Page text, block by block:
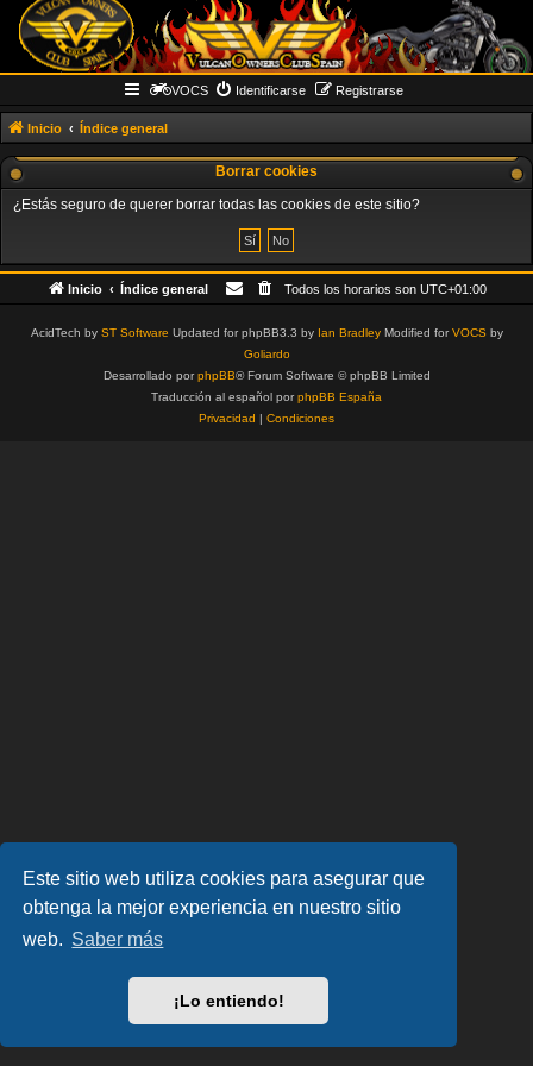
Este sitio web utiliza cookies para asegurar que
obtenga la mejor experiencia en nuestro sitio
web. Saber más
¡Lo entiendo!
VOCS Identificarse Registrarse
Inicio Índice general
Borrar cookies
¿Estás seguro de querer borrar todas las cookies de este sitio?
Inicio Índice general Todos los horarios son UTC+01:00
AcidTech by ST Software Updated for phpBB3.3 by Ian BradleyModified forVOCSby
Goliardo
Desarrollado porphpBB® Forum Software © phpBB Limited
Traducción al español porphpBB España
Privacidad | Condiciones